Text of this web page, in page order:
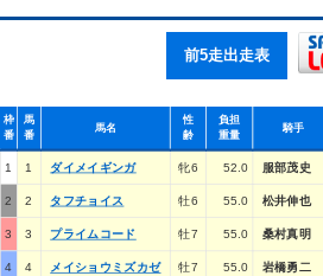
前5走出走表
枠
番
馬
番
馬名
性
齢
負担
重量
騎手
1 1 ダイメイギンガ 牝6 52.0 服部茂史
2 2 タフチョイス 牡6 55.0 松井伸也
3 3 プライムコード 牡7 55.0 桑村真明
4 4 メイショウミズカゼ 牡7 55.0 岩橋勇二